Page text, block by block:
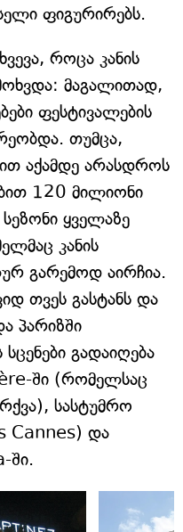
ფიგურირებს.
როცა კანის
მაგალითად,
ფესტივალების
თუმცა,
აქამდე არასდროს
120 მილიონი
ყველაზე
კანის
გარემოდ აირჩია.
თვეს გასტანს და
პარიზში
გადაიღება
ში (რომელსაც
სასტუმრო
Cannes) და
ში.